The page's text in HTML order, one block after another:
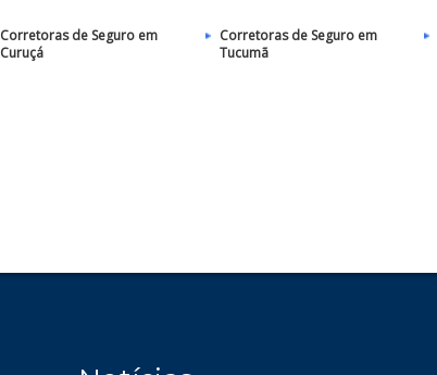
Corretoras de Seguro em
Curuçá
Corretoras de Seguro em
Tucumã